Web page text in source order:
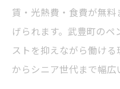
賃・光熱費・食費が無
げられます。武豊町の
ストを抑えながら働け
からシニア世代まで幅広